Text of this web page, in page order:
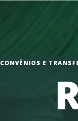
CONVÊNIOS E